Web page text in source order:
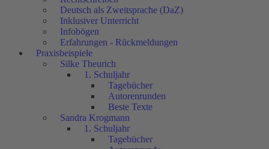
Deutsch als Zweitsprache (DaZ)
Inklusiver Unterricht
Infobögen
Erfahrungen - Rückmeldungen
Praxisbeispiele
Silke Theurich
1. Schuljahr
Tagebücher
Autorenrunden
Beste Texte
Sandra Krogmann
1. Schuljahr
Tagebücher